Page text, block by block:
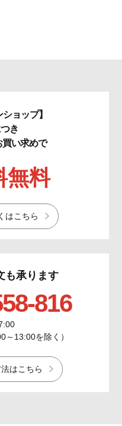
ョップ】
き
買い求めで
無料
はこちら
も承ります
816
～13:00を除く）
はこちら